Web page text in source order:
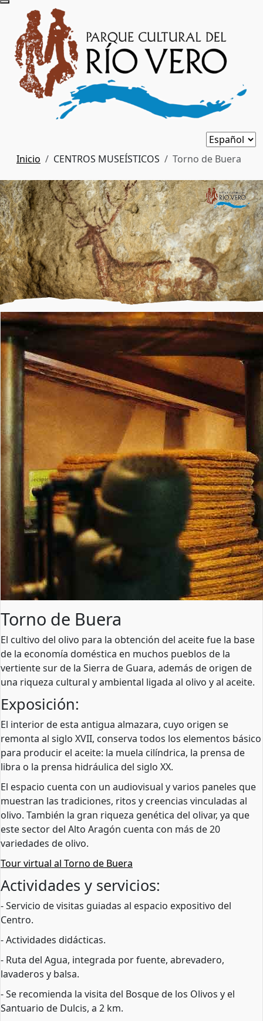
Inicio CENTROS MUSEÍSTICOS Torno de Buera
Torno de Buera
El cultivo del olivo para la obtención del aceite fue la base
de la economía doméstica en muchos pueblos de la
vertiente sur de la Sierra de Guara, además de origen de
una riqueza cultural y ambiental ligada al olivo y al aceite.
Exposición:
El interior de esta antigua almazara, cuyo origen se
remonta al siglo XVII, conserva todos los elementos básico
para producir el aceite: la muela cilíndrica, la prensa de
libra o la prensa hidráulica del siglo XX.
El espacio cuenta con un audiovisual y varios paneles que
muestran las tradiciones, ritos y creencias vinculadas al
olivo. También la gran riqueza genética del olivar, ya que
este sector del Alto Aragón cuenta con más de 20
variedades de olivo.
Tour virtual al Torno de Buera
Actividades y servicios:
- Servicio de visitas guiadas al espacio expositivo del
Centro.
- Actividades didácticas.
- Ruta del Agua, integrada por fuente, abrevadero,
lavaderos y balsa.
- Se recomienda la visita del Bosque de los Olivos y el
Santuario de Dulcis, a 2 km.